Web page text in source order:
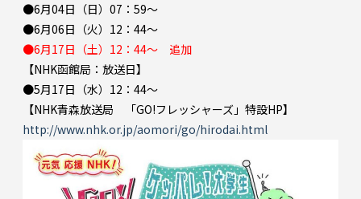
●6月04日（日）07：59～
●6月06日（火）12：44～
●6月17日（土）12：44～ 追加
【NHK函館局：放送日】
●5月17日（水）12：44～
【NHK青森放送局 「GO!フレッシャーズ」特設HP】
http://www.nhk.or.jp/aomori/go/hirodai.html